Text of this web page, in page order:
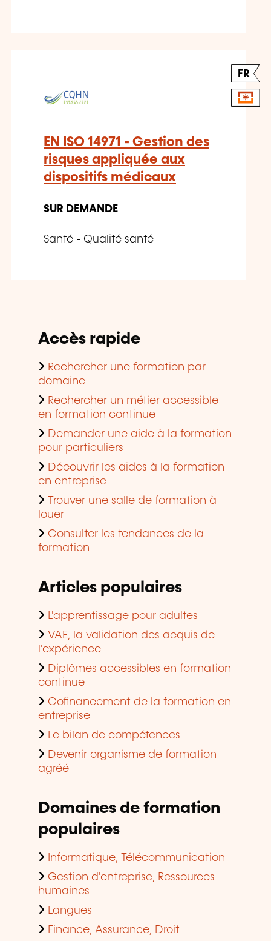
FR
EN ISO 14971 - Gestion des
risques appliquée aux
dispositifs médicaux
SUR DEMANDE
Santé - Qualité santé
Accès rapide
Rechercher une formation par
domaine
Rechercher un métier accessible
en formation continue
Demander une aide à la formation
pour particuliers
Découvrir les aides à la formation
en entreprise
Trouver une salle de formation à
louer
Consulter les tendances de la
formation
Articles populaires
L'apprentissage pour adultes
VAE, la validation des acquis de
l'expérience
Diplômes accessibles en formation
continue
Cofinancement de la formation en
entreprise
Le bilan de compétences
Devenir organisme de formation
agréé
Domaines de formation
populaires
Informatique, Télécommunication
Gestion d'entreprise, Ressources
humaines
Langues
Finance, Assurance, Droit